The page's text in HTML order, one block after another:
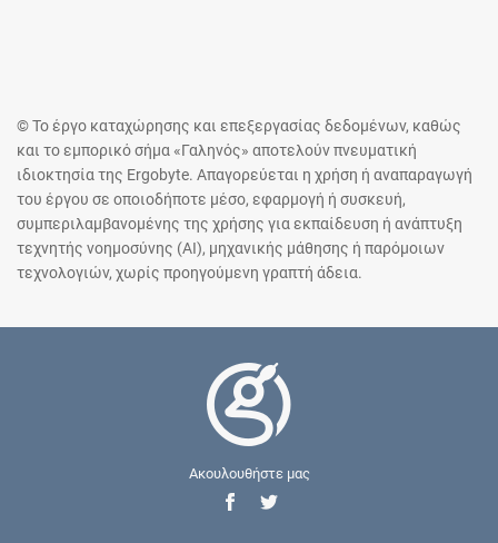
© Το έργο καταχώρησης και επεξεργασίας δεδομένων, καθώς
και το εμπορικό σήμα «Γαληνός» αποτελούν πνευματική
ιδιοκτησία της Ergobyte. Απαγορεύεται η χρήση ή αναπαραγωγή
του έργου σε οποιοδήποτε μέσο, εφαρμογή ή συσκευή,
συμπεριλαμβανομένης της χρήσης για εκπαίδευση ή ανάπτυξη
τεχνητής νοημοσύνης (AI), μηχανικής μάθησης ή παρόμοιων
τεχνολογιών, χωρίς προηγούμενη γραπτή άδεια.
Ακουλουθήστε μας